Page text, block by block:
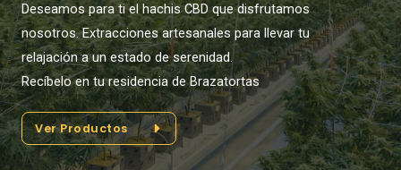
Deseamos para ti el hachis CBD que disfrutamos
nosotros. Extracciones artesanales para llevar tu
relajación a un estado de serenidad.
Recíbelo en tu residencia de Brazatortas
Ver Productos